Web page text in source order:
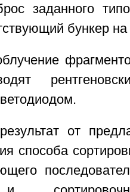
заданного
бункер на
от
способа